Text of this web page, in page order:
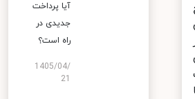
آیا پرداخت
جدیدی در
راه است؟
1405/04/